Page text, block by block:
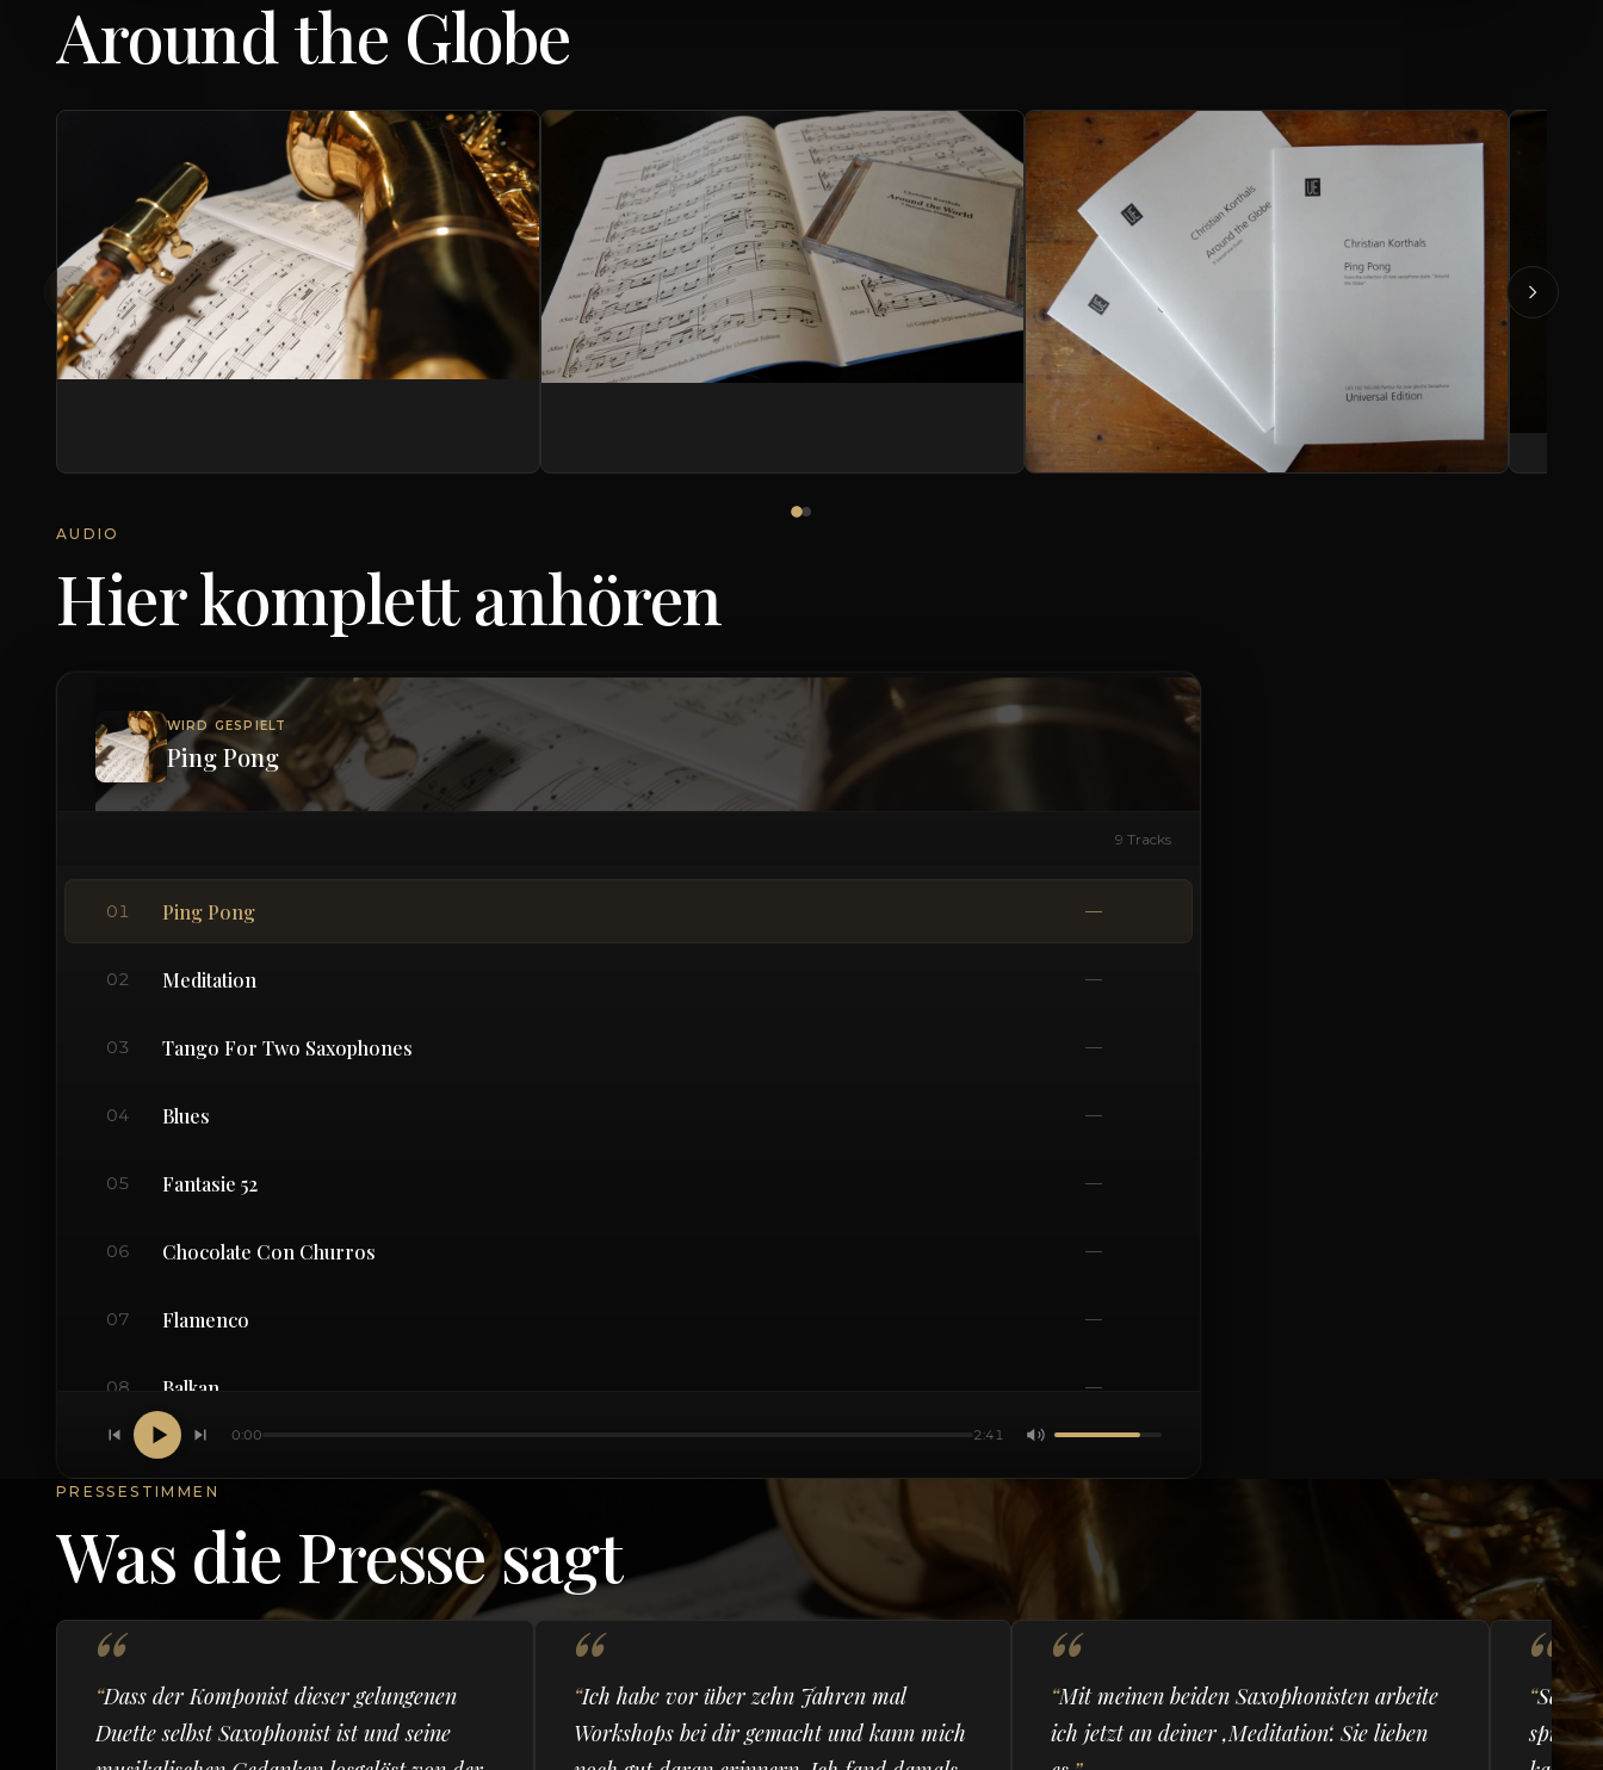
Around the Globe
AUDIO
Hier komplett anhören
WIRD GESPIELT
Ping Pong
9 Tracks
01 Ping Pong —
02 Meditation —
03 Tango For Two Saxophones —
04 Blues —
05 Fantasie 52 —
06 Chocolate Con Churros —
07 Flamenco —
08 Balkan —
Wolke
0:00 2:41
PRESSESTIMMEN
Was die Presse sagt
Dass der Komponist dieser gelungenen
Duette selbst Saxophonist ist und seine
Ich habe vor über zehn Jahren mal
Workshops bei dir gemacht und kann mich
Mit meinen beiden Saxophonisten arbeite
ich jetzt an deiner ‚Meditation‘. Sie lieben
Sehr
spielen